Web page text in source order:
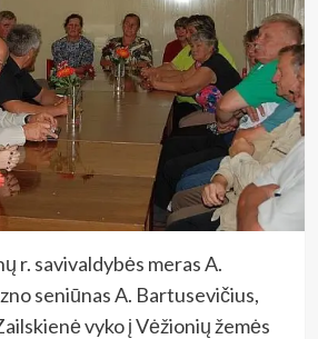
r. savivaldybės meras A.
seniūnas A. Bartusevičius,
vyko į Vėžionių žemės